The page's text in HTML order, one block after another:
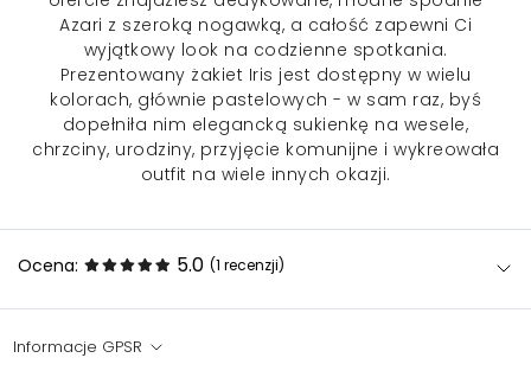
Azari z szeroką nogawką, a całość zapewni Ci
wyjątkowy look na codzienne spotkania.
Prezentowany żakiet Iris jest dostępny w wielu
kolorach, głównie pastelowych - w sam raz, byś
dopełniła nim elegancką sukienkę na wesele,
chrzciny, urodziny, przyjęcie komunijne i wykreowała
outfit na wiele innych okazji.
Ocena: 5.0 (1 recenzji)
Informacje GPSR